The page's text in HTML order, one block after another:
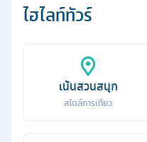
ไฮไลท์ทัวร์
เน้นสวนสนุก
สไตล์การเที่ยว